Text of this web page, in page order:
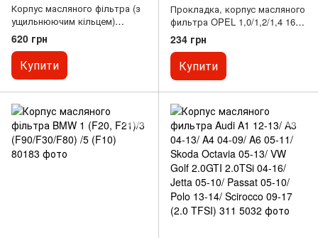
Корпус масляного фільтра (з
ущильнюючим кільцем)
NISSAN PRIMASTAR,
QASHQAI I, X-TRAIL, X-TRAIL
II; OPEL MOVANO A, VIVARO
A; RENAULT ESPACE IV,
620 грн
Купити
Прокладка, корпус масляного
фильтра OPEL 1,0/1,2/1,4 16V
Z10XEP/Z12XEP/Z14XEP
234 грн
Купити